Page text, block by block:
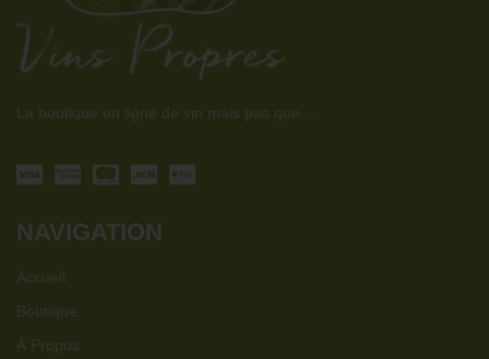
La boutique en ligne de vin mais pas que…
NAVIGATION
Accueil
Boutique
À Propos